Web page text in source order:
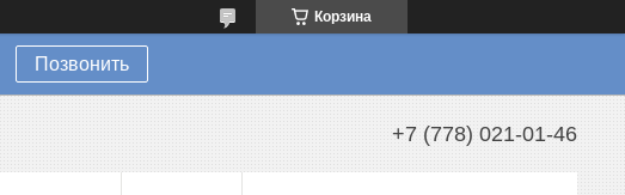
Корзина
Позвонить
+7 (778) 021-01-46